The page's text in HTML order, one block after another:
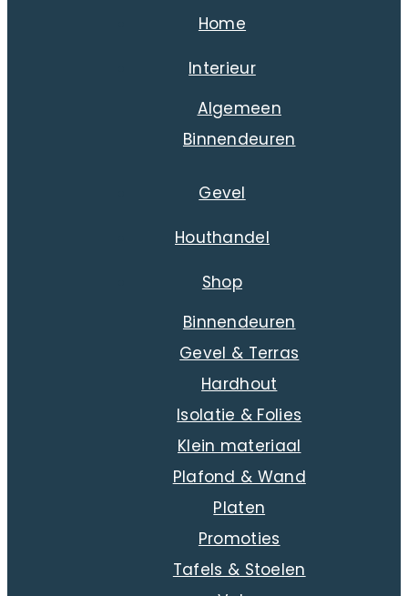
Home
Interieur
Algemeen
Binnendeuren
Gevel
Houthandel
Shop
Binnendeuren
Gevel & Terras
Hardhout
Isolatie & Folies
Klein materiaal
Plafond & Wand
Platen
Promoties
Tafels & Stoelen